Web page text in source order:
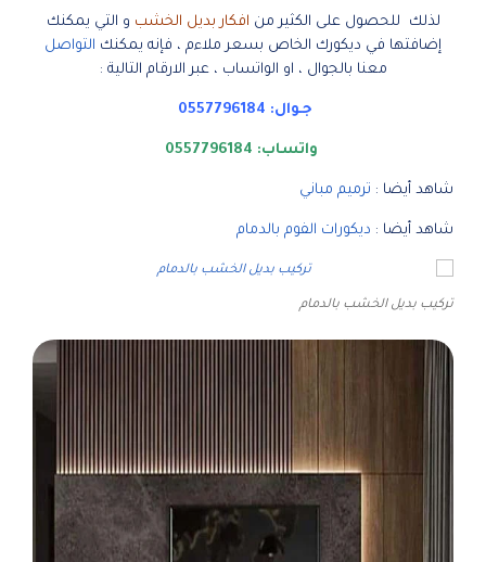
لذلك للحصول على الكثير من افكار بديل الخشب و التي يمكنك
إضافتها في ديكورك الخاص بسعر ملاءم ، فإنه يمكنك التواصل
معنا بالجوال ، او الواتساب ، عبر الارقام التالية :
جـوال: 0557796184
واتساب: 0557796184
شاهد أيضا : ترميم مباني
شاهد أيضا : ديكورات الفوم بالدمام
تركيب بديل الخشب بالدمام